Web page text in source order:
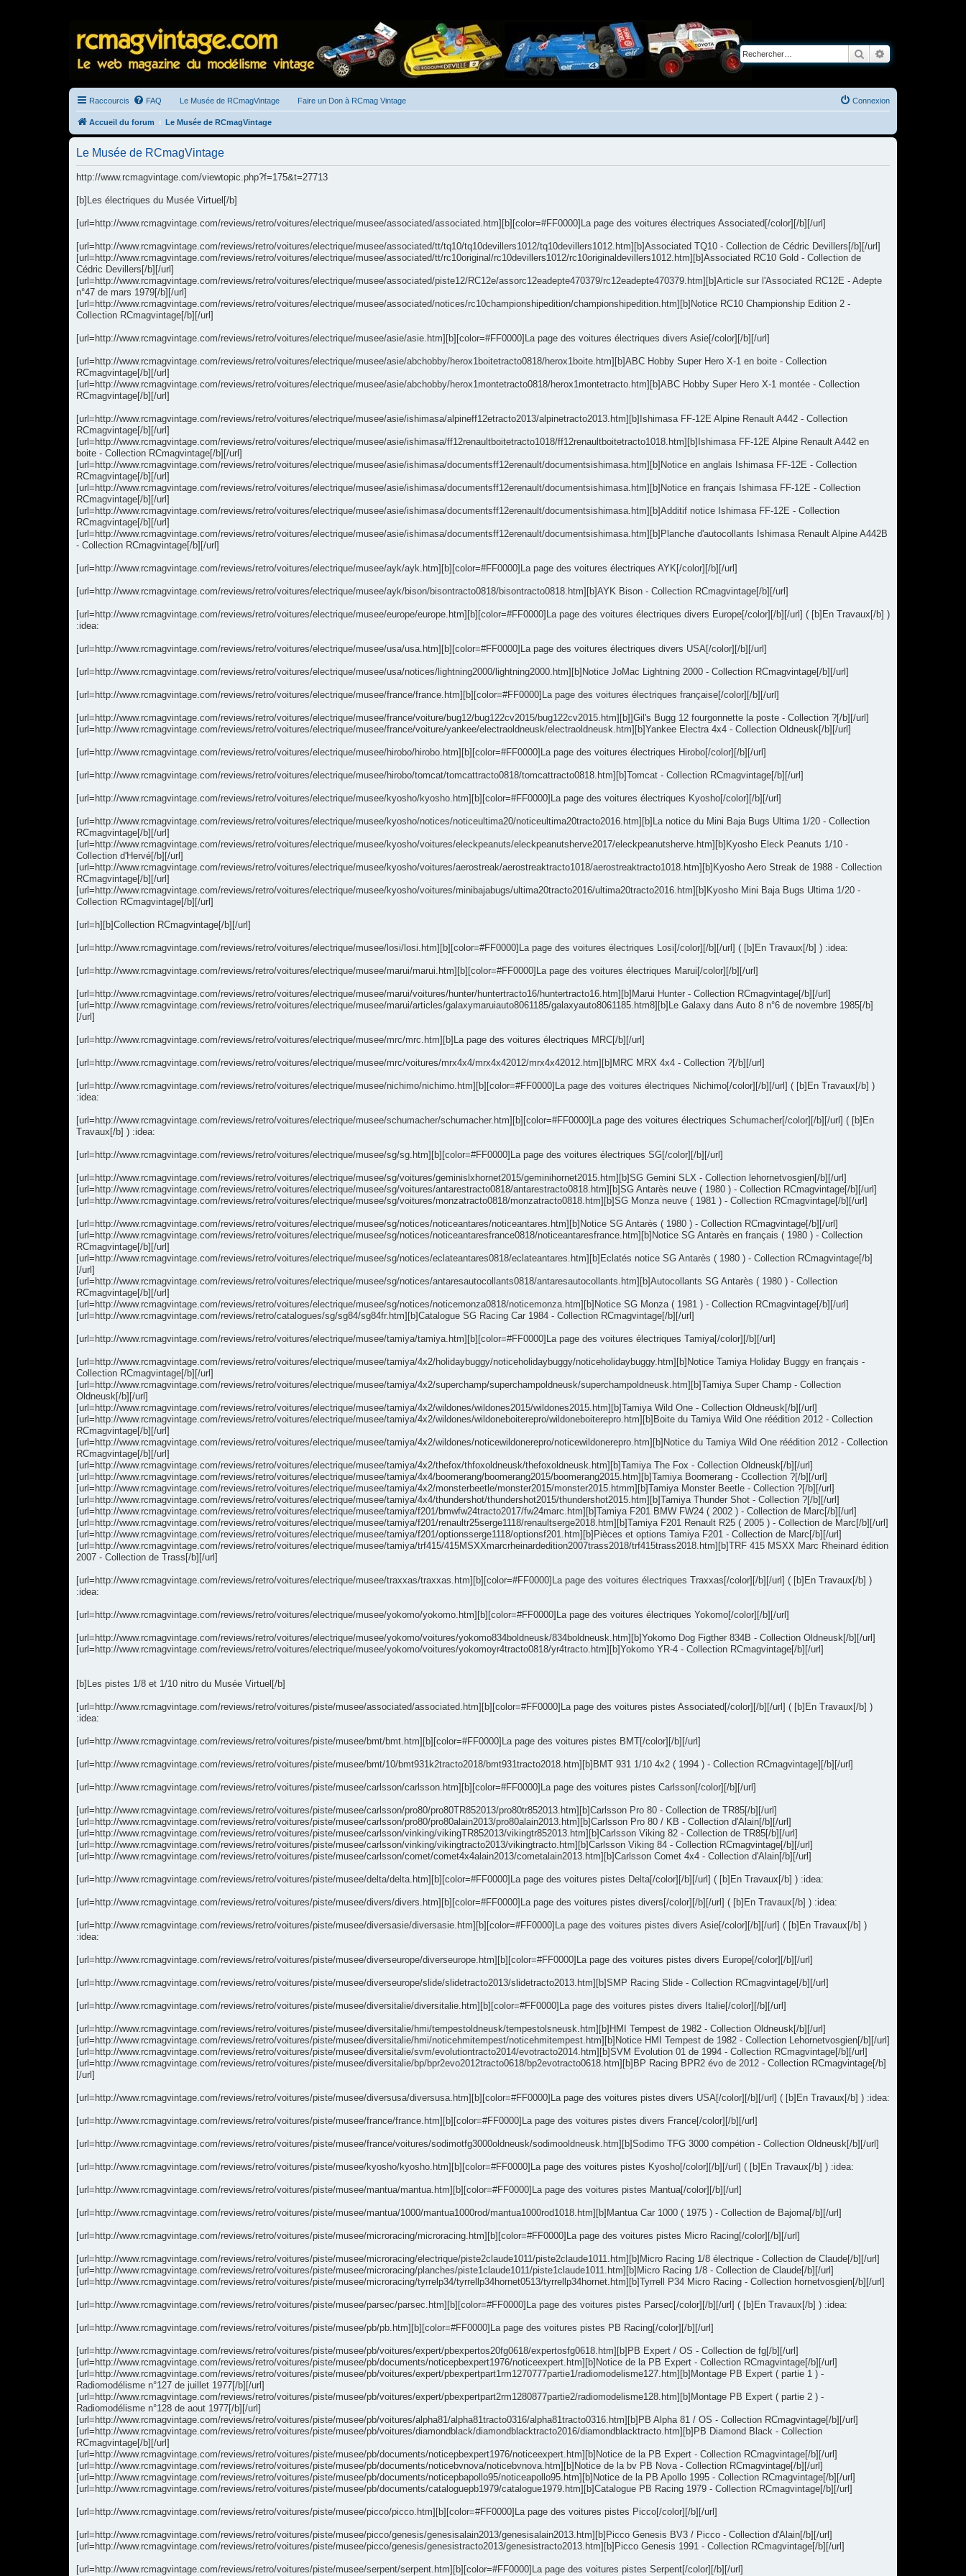
Rechercher
Raccourcis FAQ Le Musée de RCmagVintage Faire un Don à RCmag Vintage Connexion
Accueil du forum Le Musée de RCmagVintage
Le Musée de RCmagVintage
http://www.rcmagvintage.com/viewtopic.php?f=175&t=27713
[b]Les électriques du Musée Virtuel[/b]
[url=http://www.rcmagvintage.com/reviews/retro/voitures/electrique/musee/associated/associated.htm][b][color=#FF0000]La page des voitures électriques Associated[/color][/b][/url]
[url=http://www.rcmagvintage.com/reviews/retro/voitures/electrique/musee/associated/tt/tq10/tq10devillers1012/tq10devillers1012.htm][b]Associated TQ10 - Collection de Cédric Devillers[/b][/url]
[url=http://www.rcmagvintage.com/reviews/retro/voitures/electrique/musee/associated/tt/rc10original/rc10devillers1012/rc10originaldevillers1012.htm][b]Associated RC10 Gold - Collection de
Cédric Devillers[/b][/url]
[url=http://www.rcmagvintage.com/reviews/retro/voitures/electrique/musee/associated/piste12/RC12e/assorc12eadepte470379/rc12eadepte470379.htm][b]Article sur l'Associated RC12E - Adepte
n°47 de mars 1979[/b][/url]
[url=http://www.rcmagvintage.com/reviews/retro/voitures/electrique/musee/associated/notices/rc10championshipedition/championshipedition.htm][b]Notice RC10 Championship Edition 2 -
Collection RCmagvintage[/b][/url]
[url=http://www.rcmagvintage.com/reviews/retro/voitures/electrique/musee/asie/asie.htm][b][color=#FF0000]La page des voitures électriques divers Asie[/color][/b][/url]
[url=http://www.rcmagvintage.com/reviews/retro/voitures/electrique/musee/asie/abchobby/herox1boitetracto0818/herox1boite.htm][b]ABC Hobby Super Hero X-1 en boite - Collection
RCmagvintage[/b][/url]
[url=http://www.rcmagvintage.com/reviews/retro/voitures/electrique/musee/asie/abchobby/herox1montetracto0818/herox1montetracto.htm][b]ABC Hobby Super Hero X-1 montée - Collection
RCmagvintage[/b][/url]
[url=http://www.rcmagvintage.com/reviews/retro/voitures/electrique/musee/asie/ishimasa/alpineff12etracto2013/alpinetracto2013.htm][b]Ishimasa FF-12E Alpine Renault A442 - Collection
RCmagvintage[/b][/url]
[url=http://www.rcmagvintage.com/reviews/retro/voitures/electrique/musee/asie/ishimasa/ff12renaultboitetracto1018/ff12renaultboitetracto1018.htm][b]Ishimasa FF-12E Alpine Renault A442 en
boite - Collection RCmagvintage[/b][/url]
[url=http://www.rcmagvintage.com/reviews/retro/voitures/electrique/musee/asie/ishimasa/documentsff12erenault/documentsishimasa.htm][b]Notice en anglais Ishimasa FF-12E - Collection
RCmagvintage[/b][/url]
[url=http://www.rcmagvintage.com/reviews/retro/voitures/electrique/musee/asie/ishimasa/documentsff12erenault/documentsishimasa.htm][b]Notice en français Ishimasa FF-12E - Collection
RCmagvintage[/b][/url]
[url=http://www.rcmagvintage.com/reviews/retro/voitures/electrique/musee/asie/ishimasa/documentsff12erenault/documentsishimasa.htm][b]Additif notice Ishimasa FF-12E - Collection
RCmagvintage[/b][/url]
[url=http://www.rcmagvintage.com/reviews/retro/voitures/electrique/musee/asie/ishimasa/documentsff12erenault/documentsishimasa.htm][b]Planche d'autocollants Ishimasa Renault Alpine A442B
- Collection RCmagvintage[/b][/url]
[url=http://www.rcmagvintage.com/reviews/retro/voitures/electrique/musee/ayk/ayk.htm][b][color=#FF0000]La page des voitures électriques AYK[/color][/b][/url]
[url=http://www.rcmagvintage.com/reviews/retro/voitures/electrique/musee/ayk/bison/bisontracto0818/bisontracto0818.htm][b]AYK Bison - Collection RCmagvintage[/b][/url]
[url=http://www.rcmagvintage.com/reviews/retro/voitures/electrique/musee/europe/europe.htm][b][color=#FF0000]La page des voitures électriques divers Europe[/color][/b][/url] ( [b]En Travaux[/b] )
:idea:
[url=http://www.rcmagvintage.com/reviews/retro/voitures/electrique/musee/usa/usa.htm][b][color=#FF0000]La page des voitures électriques divers USA[/color][/b][/url]
[url=http://www.rcmagvintage.com/reviews/retro/voitures/electrique/musee/usa/notices/lightning2000/lightning2000.htm][b]Notice JoMac Lightning 2000 - Collection RCmagvintage[/b][/url]
[url=http://www.rcmagvintage.com/reviews/retro/voitures/electrique/musee/france/france.htm][b][color=#FF0000]La page des voitures électriques française[/color][/b][/url]
[url=http://www.rcmagvintage.com/reviews/retro/voitures/electrique/musee/france/voiture/bug12/bug122cv2015/bug122cv2015.htm][b]]Gil's Bugg 12 fourgonnette la poste - Collection ?[/b][/url]
[url=http://www.rcmagvintage.com/reviews/retro/voitures/electrique/musee/france/voiture/yankee/electraoldneusk/electraoldneusk.htm][b]Yankee Electra 4x4 - Collection Oldneusk[/b][/url]
[url=http://www.rcmagvintage.com/reviews/retro/voitures/electrique/musee/hirobo/hirobo.htm][b][color=#FF0000]La page des voitures électriques Hirobo[/color][/b][/url]
[url=http://www.rcmagvintage.com/reviews/retro/voitures/electrique/musee/hirobo/tomcat/tomcattracto0818/tomcattracto0818.htm][b]Tomcat - Collection RCmagvintage[/b][/url]
[url=http://www.rcmagvintage.com/reviews/retro/voitures/electrique/musee/kyosho/kyosho.htm][b][color=#FF0000]La page des voitures électriques Kyosho[/color][/b][/url]
[url=http://www.rcmagvintage.com/reviews/retro/voitures/electrique/musee/kyosho/notices/noticeultima20/noticeultima20tracto2016.htm][b]La notice du Mini Baja Bugs Ultima 1/20 - Collection
RCmagvintage[/b][/url]
[url=http://www.rcmagvintage.com/reviews/retro/voitures/electrique/musee/kyosho/voitures/eleckpeanuts/eleckpeanutsherve2017/eleckpeanutsherve.htm][b]Kyosho Eleck Peanuts 1/10 -
Collection d'Hervé[/b][/url]
[url=http://www.rcmagvintage.com/reviews/retro/voitures/electrique/musee/kyosho/voitures/aerostreak/aerostreaktracto1018/aerostreaktracto1018.htm][b]Kyosho Aero Streak de 1988 - Collection
RCmagvintage[/b][/url]
[url=http://www.rcmagvintage.com/reviews/retro/voitures/electrique/musee/kyosho/voitures/minibajabugs/ultima20tracto2016/ultima20tracto2016.htm][b]Kyosho Mini Baja Bugs Ultima 1/20 -
Collection RCmagvintage[/b][/url]
[url=h][b]Collection RCmagvintage[/b][/url]
[url=http://www.rcmagvintage.com/reviews/retro/voitures/electrique/musee/losi/losi.htm][b][color=#FF0000]La page des voitures électriques Losi[/color][/b][/url] ( [b]En Travaux[/b] ) :idea:
[url=http://www.rcmagvintage.com/reviews/retro/voitures/electrique/musee/marui/marui.htm][b][color=#FF0000]La page des voitures électriques Marui[/color][/b][/url]
[url=http://www.rcmagvintage.com/reviews/retro/voitures/electrique/musee/marui/voitures/hunter/huntertracto16/huntertracto16.htm][b]Marui Hunter - Collection RCmagvintage[/b][/url]
[url=http://www.rcmagvintage.com/reviews/retro/voitures/electrique/musee/marui/articles/galaxymaruiauto8061185/galaxyauto8061185.htm8][b]Le Galaxy dans Auto 8 n°6 de novembre 1985[/b]
[/url]
[url=http://www.rcmagvintage.com/reviews/retro/voitures/electrique/musee/mrc/mrc.htm][b]La page des voitures électriques MRC[/b][/url]
[url=http://www.rcmagvintage.com/reviews/retro/voitures/electrique/musee/mrc/voitures/mrx4x4/mrx4x42012/mrx4x42012.htm][b]MRC MRX 4x4 - Collection ?[/b][/url]
[url=http://www.rcmagvintage.com/reviews/retro/voitures/electrique/musee/nichimo/nichimo.htm][b][color=#FF0000]La page des voitures électriques Nichimo[/color][/b][/url] ( [b]En Travaux[/b] )
:idea:
[url=http://www.rcmagvintage.com/reviews/retro/voitures/electrique/musee/schumacher/schumacher.htm][b][color=#FF0000]La page des voitures électriques Schumacher[/color][/b][/url] ( [b]En
Travaux[/b] ) :idea:
[url=http://www.rcmagvintage.com/reviews/retro/voitures/electrique/musee/sg/sg.htm][b][color=#FF0000]La page des voitures électriques SG[/color][/b][/url]
[url=http://www.rcmagvintage.com/reviews/retro/voitures/electrique/musee/sg/voitures/geminislxhornet2015/geminihornet2015.htm][b]SG Gemini SLX - Collection lehornetvosgien[/b][/url]
[url=http://www.rcmagvintage.com/reviews/retro/voitures/electrique/musee/sg/voitures/antarestracto0818/antarestracto0818.htm][b]SG Antarès neuve ( 1980 ) - Collection RCmagvintage[/b][/url]
[url=http://www.rcmagvintage.com/reviews/retro/voitures/electrique/musee/sg/voitures/monzatracto0818/monzatracto0818.htm][b]SG Monza neuve ( 1981 ) - Collection RCmagvintage[/b][/url]
[url=http://www.rcmagvintage.com/reviews/retro/voitures/electrique/musee/sg/notices/noticeantares/noticeantares.htm][b]Notice SG Antarès ( 1980 ) - Collection RCmagvintage[/b][/url]
[url=http://www.rcmagvintage.com/reviews/retro/voitures/electrique/musee/sg/notices/noticeantaresfrance0818/noticeantaresfrance.htm][b]Notice SG Antarès en français ( 1980 ) - Collection
RCmagvintage[/b][/url]
[url=http://www.rcmagvintage.com/reviews/retro/voitures/electrique/musee/sg/notices/eclateantares0818/eclateantares.htm][b]Eclatés notice SG Antarès ( 1980 ) - Collection RCmagvintage[/b]
[/url]
[url=http://www.rcmagvintage.com/reviews/retro/voitures/electrique/musee/sg/notices/antaresautocollants0818/antaresautocollants.htm][b]Autocollants SG Antarès ( 1980 ) - Collection
RCmagvintage[/b][/url]
[url=http://www.rcmagvintage.com/reviews/retro/voitures/electrique/musee/sg/notices/noticemonza0818/noticemonza.htm][b]Notice SG Monza ( 1981 ) - Collection RCmagvintage[/b][/url]
[url=http://www.rcmagvintage.com/reviews/retro/catalogues/sg/sg84/sg84fr.htm][b]Catalogue SG Racing Car 1984 - Collection RCmagvintage[/b][/url]
[url=http://www.rcmagvintage.com/reviews/retro/voitures/electrique/musee/tamiya/tamiya.htm][b][color=#FF0000]La page des voitures électriques Tamiya[/color][/b][/url]
[url=http://www.rcmagvintage.com/reviews/retro/voitures/electrique/musee/tamiya/4x2/holidaybuggy/noticeholidaybuggy/noticeholidaybuggy.htm][b]Notice Tamiya Holiday Buggy en français -
Collection RCmagvintage[/b][/url]
[url=http://www.rcmagvintage.com/reviews/retro/voitures/electrique/musee/tamiya/4x2/superchamp/superchampoldneusk/superchampoldneusk.htm][b]Tamiya Super Champ - Collection
Oldneusk[/b][/url]
[url=http://www.rcmagvintage.com/reviews/retro/voitures/electrique/musee/tamiya/4x2/wildones/wildones2015/wildones2015.htm][b]Tamiya Wild One - Collection Oldneusk[/b][/url]
[url=http://www.rcmagvintage.com/reviews/retro/voitures/electrique/musee/tamiya/4x2/wildones/wildoneboiterepro/wildoneboiterepro.htm][b]Boite du Tamiya Wild One réédition 2012 - Collection
RCmagvintage[/b][/url]
[url=http://www.rcmagvintage.com/reviews/retro/voitures/electrique/musee/tamiya/4x2/wildones/noticewildonerepro/noticewildonerepro.htm][b]Notice du Tamiya Wild One réédition 2012 - Collection
RCmagvintage[/b][/url]
[url=http://www.rcmagvintage.com/reviews/retro/voitures/electrique/musee/tamiya/4x2/thefox/thfoxoldneusk/thefoxoldneusk.htm][b]Tamiya The Fox - Collection Oldneusk[/b][/url]
[url=http://www.rcmagvintage.com/reviews/retro/voitures/electrique/musee/tamiya/4x4/boomerang/boomerang2015/boomerang2015.htm][b]Tamiya Boomerang - Ccollection ?[/b][/url]
[url=http://www.rcmagvintage.com/reviews/retro/voitures/electrique/musee/tamiya/4x2/monsterbeetle/monster2015/monster2015.htmm][b]Tamiya Monster Beetle - Collection ?[/b][/url]
[url=http://www.rcmagvintage.com/reviews/retro/voitures/electrique/musee/tamiya/4x4/thundershot/thundershot2015/thundershot2015.htm][b]Tamiya Thunder Shot - Collection ?[/b][/url]
[url=http://www.rcmagvintage.com/reviews/retro/voitures/electrique/musee/tamiya/f201/bmwfw24tracto2017/fw24marc.htm][b]Tamiya F201 BMW FW24 ( 2002 ) - Collection de Marc[/b][/url]
[url=http://www.rcmagvintage.com/reviews/retro/voitures/electrique/musee/tamiya/f201/renaultr25serge1118/renaultserge2018.htm][b]Tamiya F201 Renault R25 ( 2005 ) - Collection de Marc[/b][/url]
[url=http://www.rcmagvintage.com/reviews/retro/voitures/electrique/musee/tamiya/f201/optionsserge1118/optionsf201.htm][b]Pièces et options Tamiya F201 - Collection de Marc[/b][/url]
[url=http://www.rcmagvintage.com/reviews/retro/voitures/electrique/musee/tamiya/trf415/415MSXXmarcrheinardedition2007trass2018/trf415trass2018.htm][b]TRF 415 MSXX Marc Rheinard édition
2007 - Collection de Trass[/b][/url]
[url=http://www.rcmagvintage.com/reviews/retro/voitures/electrique/musee/traxxas/traxxas.htm][b][color=#FF0000]La page des voitures électriques Traxxas[/color][/b][/url] ( [b]En Travaux[/b] )
:idea:
[url=http://www.rcmagvintage.com/reviews/retro/voitures/electrique/musee/yokomo/yokomo.htm][b][color=#FF0000]La page des voitures électriques Yokomo[/color][/b][/url]
[url=http://www.rcmagvintage.com/reviews/retro/voitures/electrique/musee/yokomo/voitures/yokomo834boldneusk/834boldneusk.htm][b]Yokomo Dog Figther 834B - Collection Oldneusk[/b][/url]
[url=http://www.rcmagvintage.com/reviews/retro/voitures/electrique/musee/yokomo/voitures/yokomoyr4tracto0818/yr4tracto.htm][b]Yokomo YR-4 - Collection RCmagvintage[/b][/url]
[b]Les pistes 1/8 et 1/10 nitro du Musée Virtuel[/b]
[url=http://www.rcmagvintage.com/reviews/retro/voitures/piste/musee/associated/associated.htm][b][color=#FF0000]La page des voitures pistes Associated[/color][/b][/url] ( [b]En Travaux[/b] )
:idea:
[url=http://www.rcmagvintage.com/reviews/retro/voitures/piste/musee/bmt/bmt.htm][b][color=#FF0000]La page des voitures pistes BMT[/color][/b][/url]
[url=http://www.rcmagvintage.com/reviews/retro/voitures/piste/musee/bmt/10/bmt931k2tracto2018/bmt931tracto2018.htm][b]BMT 931 1/10 4x2 ( 1994 ) - Collection RCmagvintage][/b][/url]
[url=http://www.rcmagvintage.com/reviews/retro/voitures/piste/musee/carlsson/carlsson.htm][b][color=#FF0000]La page des voitures pistes Carlsson[/color][/b][/url]
[url=http://www.rcmagvintage.com/reviews/retro/voitures/piste/musee/carlsson/pro80/pro80TR852013/pro80tr852013.htm][b]Carlsson Pro 80 - Collection de TR85[/b][/url]
[url=http://www.rcmagvintage.com/reviews/retro/voitures/piste/musee/carlsson/pro80/pro80alain2013/pro80alain2013.htm][b]Carlsson Pro 80 / KB - Collection d'Alain[/b][/url]
[url=http://www.rcmagvintage.com/reviews/retro/voitures/piste/musee/carlsson/vinking/vikingTR852013/vikingtr852013.htm][b]Carlsson Viking 82 - Collection de TR85[/b][/url]
[url=http://www.rcmagvintage.com/reviews/retro/voitures/piste/musee/carlsson/vinking/vikingtracto2013/vikingtracto.htm][b]Carlsson Viking 84 - Collection RCmagvintage[/b][/url]
[url=http://www.rcmagvintage.com/reviews/retro/voitures/piste/musee/carlsson/comet/comet4x4alain2013/cometalain2013.htm][b]Carlsson Comet 4x4 - Collection d'Alain[/b][/url]
[url=http://www.rcmagvintage.com/reviews/retro/voitures/piste/musee/delta/delta.htm][b][color=#FF0000]La page des voitures pistes Delta[/color][/b][/url] ( [b]En Travaux[/b] ) :idea:
[url=http://www.rcmagvintage.com/reviews/retro/voitures/piste/musee/divers/divers.htm][b][color=#FF0000]La page des voitures pistes divers[/color][/b][/url] ( [b]En Travaux[/b] ) :idea:
[url=http://www.rcmagvintage.com/reviews/retro/voitures/piste/musee/diversasie/diversasie.htm][b][color=#FF0000]La page des voitures pistes divers Asie[/color][/b][/url] ( [b]En Travaux[/b] )
:idea:
[url=http://www.rcmagvintage.com/reviews/retro/voitures/piste/musee/diverseurope/diverseurope.htm][b][color=#FF0000]La page des voitures pistes divers Europe[/color][/b][/url]
[url=http://www.rcmagvintage.com/reviews/retro/voitures/piste/musee/diverseurope/slide/slidetracto2013/slidetracto2013.htm][b]SMP Racing Slide - Collection RCmagvintage[/b][/url]
[url=http://www.rcmagvintage.com/reviews/retro/voitures/piste/musee/diversitalie/diversitalie.htm][b][color=#FF0000]La page des voitures pistes divers Italie[/color][/b][/url]
[url=http://www.rcmagvintage.com/reviews/retro/voitures/piste/musee/diversitalie/hmi/tempestoldneusk/tempestolsneusk.htm][b]HMI Tempest de 1982 - Collection Oldneusk[/b][/url]
[url=http://www.rcmagvintage.com/reviews/retro/voitures/piste/musee/diversitalie/hmi/noticehmitempest/noticehmitempest.htm][b]Notice HMI Tempest de 1982 - Collection Lehornetvosgien[/b][/url]
[url=http://www.rcmagvintage.com/reviews/retro/voitures/piste/musee/diversitalie/svm/evolutiontracto2014/evotracto2014.htm][b]SVM Evolution 01 de 1994 - Collection RCmagvintage[/b][/url]
[url=http://www.rcmagvintage.com/reviews/retro/voitures/piste/musee/diversitalie/bp/bpr2evo2012tracto0618/bp2evotracto0618.htm][b]BP Racing BPR2 évo de 2012 - Collection RCmagvintage[/b]
[/url]
[url=http://www.rcmagvintage.com/reviews/retro/voitures/piste/musee/diversusa/diversusa.htm][b][color=#FF0000]La page des voitures pistes divers USA[/color][/b][/url] ( [b]En Travaux[/b] ) :idea:
[url=http://www.rcmagvintage.com/reviews/retro/voitures/piste/musee/france/france.htm][b][color=#FF0000]La page des voitures pistes divers France[/color][/b][/url]
[url=http://www.rcmagvintage.com/reviews/retro/voitures/piste/musee/france/voitures/sodimotfg3000oldneusk/sodimooldneusk.htm][b]Sodimo TFG 3000 compétion - Collection Oldneusk[/b][/url]
[url=http://www.rcmagvintage.com/reviews/retro/voitures/piste/musee/kyosho/kyosho.htm][b][color=#FF0000]La page des voitures pistes Kyosho[/color][/b][/url] ( [b]En Travaux[/b] ) :idea:
[url=http://www.rcmagvintage.com/reviews/retro/voitures/piste/musee/mantua/mantua.htm][b][color=#FF0000]La page des voitures pistes Mantua[/color][/b][/url]
[url=http://www.rcmagvintage.com/reviews/retro/voitures/piste/musee/mantua/1000/mantua1000rod/mantua1000rod1018.htm][b]Mantua Car 1000 ( 1975 ) - Collection de Bajoma[/b][/url]
[url=http://www.rcmagvintage.com/reviews/retro/voitures/piste/musee/microracing/microracing.htm][b][color=#FF0000]La page des voitures pistes Micro Racing[/color][/b][/url]
[url=http://www.rcmagvintage.com/reviews/retro/voitures/piste/musee/microracing/electrique/piste2claude1011/piste2claude1011.htm][b]Micro Racing 1/8 électrique - Collection de Claude[/b][/url]
[url=http://www.rcmagvintage.com/reviews/retro/voitures/piste/musee/microracing/planches/piste1claude1011/piste1claude1011.htm][b]Micro Racing 1/8 - Collection de Claude[/b][/url]
[url=http://www.rcmagvintage.com/reviews/retro/voitures/piste/musee/microracing/tyrrelp34/tyrrellp34hornet0513/tyrrellp34hornet.htm][b]Tyrrell P34 Micro Racing - Collection hornetvosgien[/b][/url]
[url=http://www.rcmagvintage.com/reviews/retro/voitures/piste/musee/parsec/parsec.htm][b][color=#FF0000]La page des voitures pistes Parsec[/color][/b][/url] ( [b]En Travaux[/b] ) :idea:
[url=http://www.rcmagvintage.com/reviews/retro/voitures/piste/musee/pb/pb.htm][b][color=#FF0000]La page des voitures pistes PB Racing[/color][/b][/url]
[url=http://www.rcmagvintage.com/reviews/retro/voitures/piste/musee/pb/voitures/expert/pbexpertos20fg0618/expertosfg0618.htm][b]PB Expert / OS - Collection de fg[/b][/url]
[url=http://www.rcmagvintage.com/reviews/retro/voitures/piste/musee/pb/documents/noticepbexpert1976/noticeexpert.htm][b]Notice de la PB Expert - Collection RCmagvintage[/b][/url]
[url=http://www.rcmagvintage.com/reviews/retro/voitures/piste/musee/pb/voitures/expert/pbexpertpart1rm1270777partie1/radiomodelisme127.htm][b]Montage PB Expert ( partie 1 ) -
Radiomodélisme n°127 de juillet 1977[/b][/url]
[url=http://www.rcmagvintage.com/reviews/retro/voitures/piste/musee/pb/voitures/expert/pbexpertpart2rm1280877partie2/radiomodelisme128.htm][b]Montage PB Expert ( partie 2 ) -
Radiomodélisme n°128 de aout 1977[/b][/url]
[url=http://www.rcmagvintage.com/reviews/retro/voitures/piste/musee/pb/voitures/alpha81/alpha81tracto0316/alpha81tracto0316.htm][b]PB Alpha 81 / OS - Collection RCmagvintage[/b][/url]
[url=http://www.rcmagvintage.com/reviews/retro/voitures/piste/musee/pb/voitures/diamondblack/diamondblacktracto2016/diamondblacktracto.htm][b]PB Diamond Black - Collection
RCmagvintage[/b][/url]
[url=http://www.rcmagvintage.com/reviews/retro/voitures/piste/musee/pb/documents/noticepbexpert1976/noticeexpert.htm][b]Notice de la PB Expert - Collection RCmagvintage[/b][/url]
[url=http://www.rcmagvintage.com/reviews/retro/voitures/piste/musee/pb/documents/noticebvnova/noticebvnova.htm][b]Notice de la bv PB Nova - Collection RCmagvintage[/b][/url]
[url=http://www.rcmagvintage.com/reviews/retro/voitures/piste/musee/pb/documents/noticepbapollo95/noticeapollo95.htm][b]Notice de la PB Apollo 1995 - Collection RCmagvintage[/b][/url]
[url=http://www.rcmagvintage.com/reviews/retro/voitures/piste/musee/pb/documents/cataloguepb1979/catalogue1979.htm][b]Catalogue PB Racing 1979 - Collection RCmagvintage[/b][/url]
[url=http://www.rcmagvintage.com/reviews/retro/voitures/piste/musee/picco/picco.htm][b][color=#FF0000]La page des voitures pistes Picco[/color][/b][/url]
[url=http://www.rcmagvintage.com/reviews/retro/voitures/piste/musee/picco/genesis/genesisalain2013/genesisalain2013.htm][b]Picco Genesis BV3 / Picco - Collection d'Alain[/b][/url]
[url=http://www.rcmagvintage.com/reviews/retro/voitures/piste/musee/picco/genesis/genesistracto2013/genesistracto2013.htm][b]Picco Genesis 1991 - Collection RCmagvintage[/b][/url]
[url=http://www.rcmagvintage.com/reviews/retro/voitures/piste/musee/serpent/serpent.htm][b][color=#FF0000]La page des voitures pistes Serpent[/color][/b][/url]